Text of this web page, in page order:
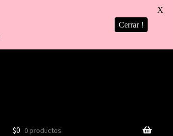
$0 0 productos
Cerrar !
X